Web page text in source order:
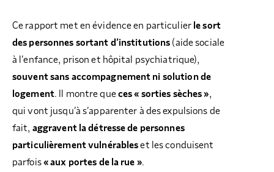
Ce rapport met en évidence en particulier le sort
des personnes sortant d’institutions (aide sociale
à l’enfance, prison et hôpital psychiatrique),
souvent sans accompagnement ni solution de
logement. Il montre queces « sorties sèches »,
qui vont jusqu’à s’apparenter à des expulsions de
fait, aggravent la détresse de personnes
particulièrement vulnérableset les conduisent
parfois« aux portes de la rue ».